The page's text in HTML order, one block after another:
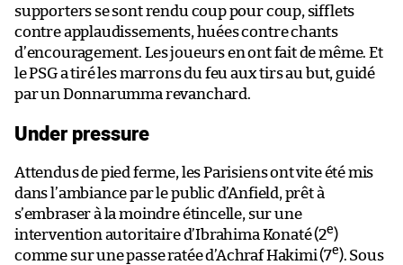
supporters se sont rendu coup pour coup, sifflets
contre applaudissements, huées contre chants
d’encouragement. Les joueurs en ont fait de même. Et
le PSG a tiré les marrons du feu aux tirs au but, guidé
par un Donnarumma revanchard.
Under pressure
Attendus de pied ferme, les Parisiens ont vite été mis
dans l’ambiance par le public d’Anfield, prêt à
s’embraser à la moindre étincelle, sur une
intervention autoritaire d’Ibrahima Konaté (2e)
comme sur une passe ratée d’Achraf Hakimi (7e). Sous